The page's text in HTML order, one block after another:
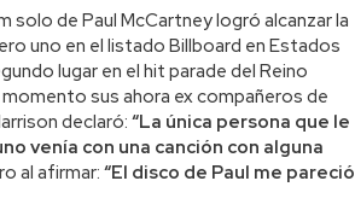
solo de Paul McCartney logró alcanzar la
uno en el listado Billboard en Estados
lugar en el hit parade del Reino
momento sus ahora ex compañeros de
declaró: “La única persona que le
venía con una canción con alguna
al afirmar: “El disco de Paul me pareció